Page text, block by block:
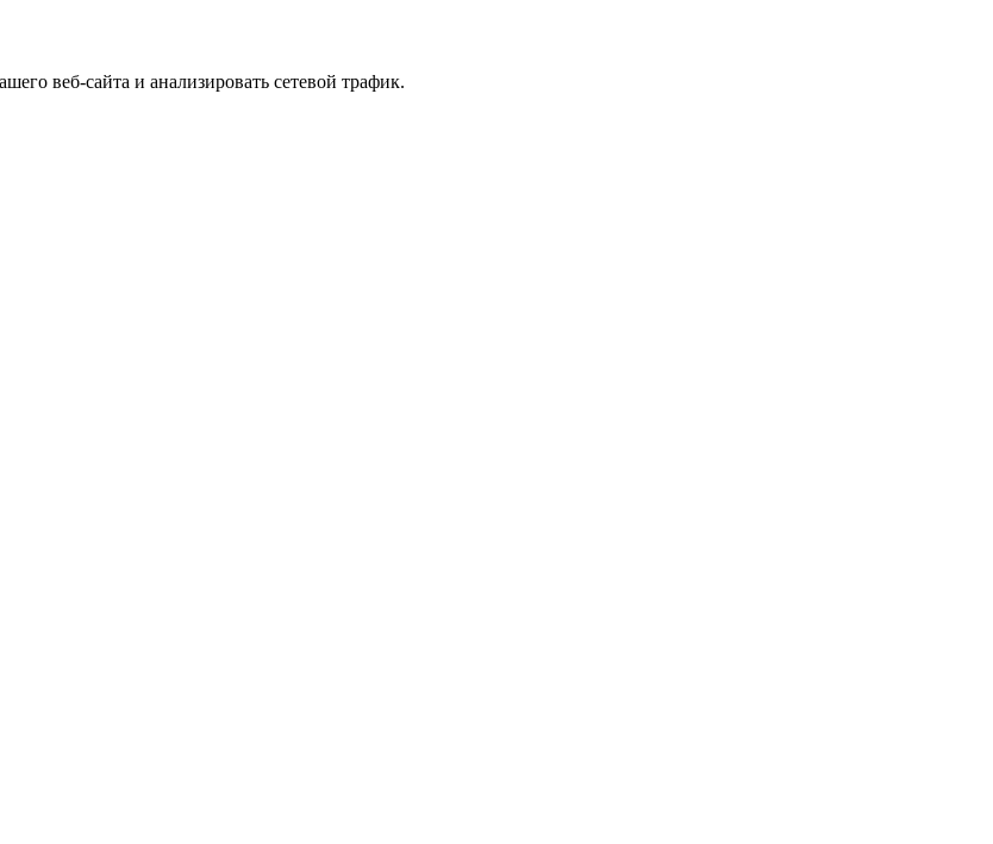
веб-сайта и анализировать сетевой трафик.